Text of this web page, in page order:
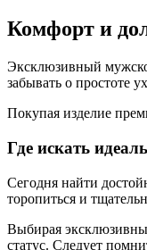
Комфорт и
Эксклюзивный
забывать о простоте
Покупая изделие
Где искать
Сегодня найти
торопиться и
Выбирая
статус. Следует